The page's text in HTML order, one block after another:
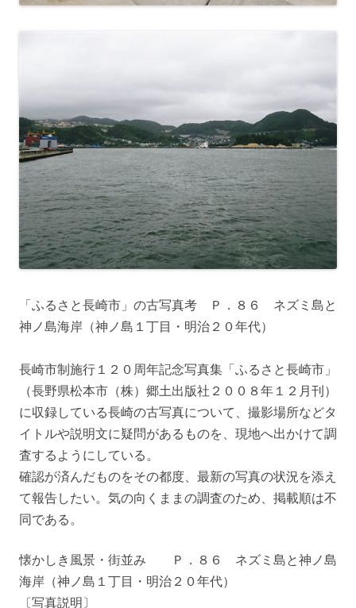
「ふるさと長崎市」の古写真考 Ｐ．８６ ネズミ島と
神ノ島海岸（神ノ島１丁目・明治２０年代）
長崎市制施行１２０周年記念写真集「ふるさと長崎市」
（長野県松本市（株）郷土出版社２００８年１２月刊）
に収録している長崎の古写真について、撮影場所などタ
イトルや説明文に疑問があるものを、現地へ出かけて調
査するようにしている。
確認が済んだものをその都度、最新の写真の状況を添え
て報告したい。気の向くままの調査のため、掲載順は不
同である。
懐かしき風景・街並み Ｐ．８６ ネズミ島と神ノ島
海岸（神ノ島１丁目・明治２０年代）
〔写真説明〕